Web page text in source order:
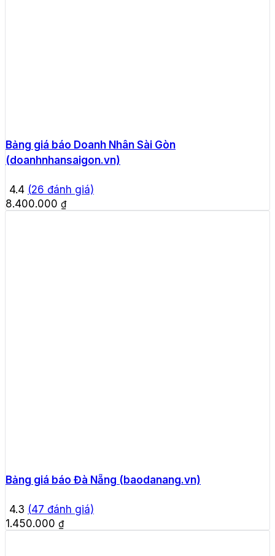
Bảng giá báo Doanh Nhân Sài Gòn
(doanhnhansaigon.vn)
4.4 (26 đánh giá)
8.400.000 ₫
Bảng giá báo Đà Nẵng (baodanang.vn)
4.3 (47 đánh giá)
1.450.000 ₫